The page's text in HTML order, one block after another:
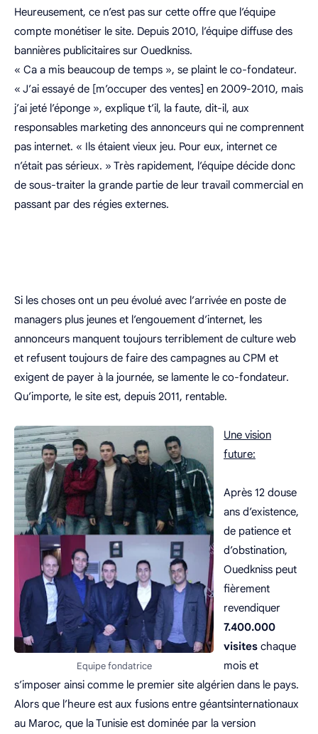
Heureusement, ce n’est pas sur cette offre que l’équipe
compte monétiser le site. Depuis 2010, l’équipe diffuse des
bannières publicitaires sur Ouedkniss.
« Ca a mis beaucoup de temps », se plaint le co-fondateur.
« J’ai essayé de [m’occuper des ventes] en 2009-2010, mais
j’ai jeté l’éponge », explique t’il, la faute, dit-il, aux
responsables marketing des annonceurs qui ne comprennent
pas internet. « Ils étaient vieux jeu. Pour eux, internet ce
n’était pas sérieux. » Très rapidement, l’équipe décide donc
de sous-traiter la grande partie de leur travail commercial en
passant par des régies externes.
Si les choses ont un peu évolué avec l’arrivée en poste de
managers plus jeunes et l’engouement d’internet, les
annonceurs manquent toujours terriblement de culture web
et refusent toujours de faire des campagnes au CPM et
exigent de payer à la journée, se lamente le co-fondateur.
Qu’importe, le site est, depuis 2011, rentable.
Equipe fondatrice
Une vision
future:
Après 12 douse
ans d’existence,
de patience et
d’obstination,
Ouedkniss peut
fièrement
revendiquer
7.400.000
visites chaque
mois et
s’imposer ainsi comme le premier site algérien dans le pays.
Alors que l’heure est aux fusions entre géantsinternationaux
au Maroc, que la Tunisie est dominée par la version